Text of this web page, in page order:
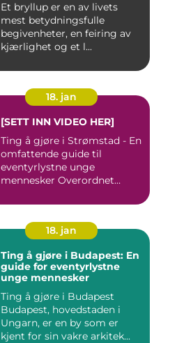
Et bryllup er en av livets
mest betydningsfulle
begivenheter, en feiring av
kjærlighet og et l...
18. jan
[SETT INN VIDEO HER]
Ting å gjøre i Strømstad - En
omfattende guide til
eventyrlystne unge
mennesker Overordnet
18. jan
Ting å gjøre i Budapest: En
guide for eventyrlystne
unge mennesker
Ting å gjøre i Budapest
Budapest, hovedstaden i
Ungarn, er en by som er
kjent for sin vakre arkitek...